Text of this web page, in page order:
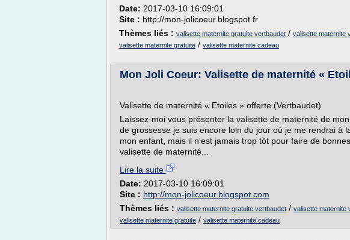
Date: 2017-03-10 16:09:01
Site : http://mon-jolicoeur.blogspot.fr
Thèmes liés : valisette maternite gratuite vertbaudet / valisette maternite
valisette maternite gratuite / valisette maternite cadeau
Mon Joli Coeur: Valisette de maternité «
Valisette de maternité « Etoiles » offerte (Vertbaudet)
Laissez-moi vous présenter la valisette de maternité de
de grossesse je suis encore loin du jour où je me rendrai à
mon enfant, mais il n'est jamais trop tôt pour faire de
valisette de maternité...
Lire la suite
Date: 2017-03-10 16:09:01
Site : http://mon-jolicoeur.blogspot.com
Thèmes liés : valisette maternite gratuite vertbaudet / valisette maternite
valisette maternite gratuite / valisette maternite cadeau